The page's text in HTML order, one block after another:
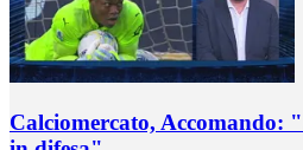
Calciomercato, Accomando: